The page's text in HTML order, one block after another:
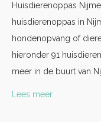
Huisdierenoppas
huisdierenoppas in
hondenopvang of
hieronder 91
meer in de buurt van
Lees meer